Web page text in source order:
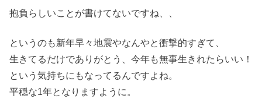
抱負らしいことが書けてないですね、、
というのも新年早々地震やなんやと衝撃的すぎて、
生きてるだけでありがとう、今年も無事生きれたらいい！
という気持ちにもなってるんですよね。
平穏な1年となりますように。